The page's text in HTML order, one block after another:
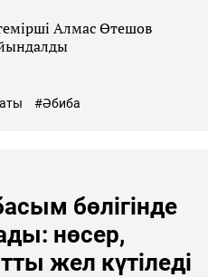
Алмас Өтешов
#Әбиба
бөлігінде
нөсер,
жел күтіледі